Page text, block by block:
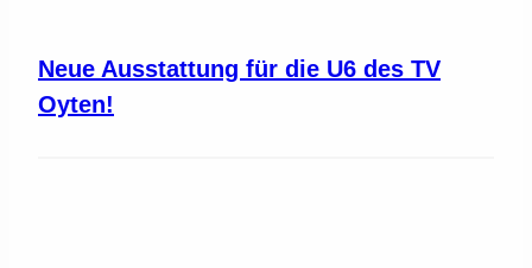
Neue Ausstattung für die U6 des TV
Oyten!